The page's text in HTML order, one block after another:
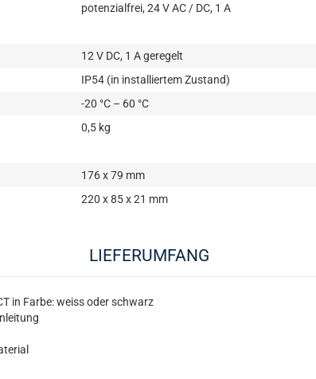
potenzialfrei, 24 V AC / DC, 1 A
12 V DC, 1 A geregelt
IP54 (in installiertem Zustand)
-20 °C – 60 °C
0,5 kg
176 x 79 mm
220 x 85 x 21 mm
LIEFERUMFANG
in Farbe: weiss oder schwarz